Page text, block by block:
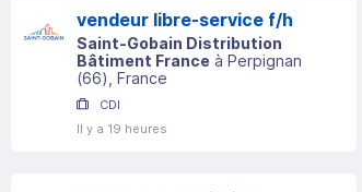
vendeur libre-service f/h
Saint-Gobain Distribution
Bâtiment France à Perpignan
(66) , France
CDI
Il y a 19 heures